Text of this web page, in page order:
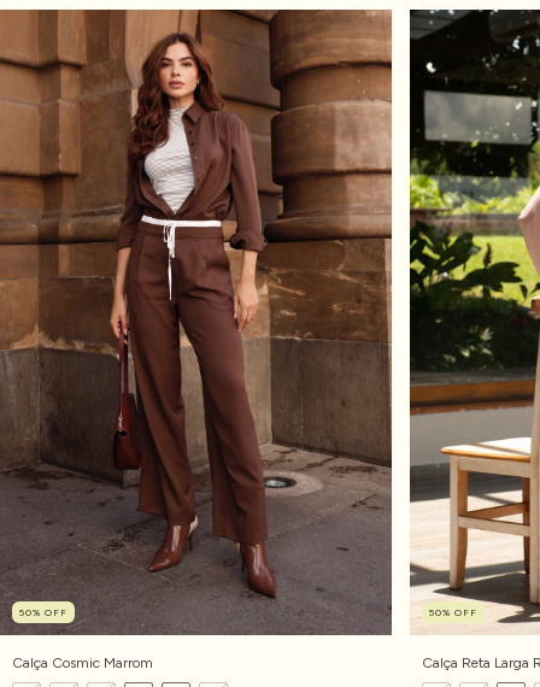
50% OFF
Calça Cosmic Marrom
50% OFF
Calça Reta Larga